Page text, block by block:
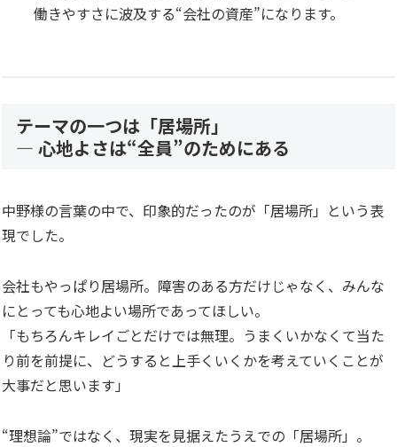
働きやすさに波及する“会社の資産”になります。
テーマの一つは「居場所」
— 心地よさは“全員”のためにある
中野様の言葉の中で、印象的だったのが「居場所」という表
現でした。
会社もやっぱり居場所。障害のある方だけじゃなく、みんな
にとっても心地よい場所であってほしい。
「もちろんキレイごとだけでは無理。うまくいかなくて当た
り前を前提に、どうすると上手くいくかを考えていくことが
大事だと思います」
“理想論”ではなく、現実を見据えたうえでの「居場所」。